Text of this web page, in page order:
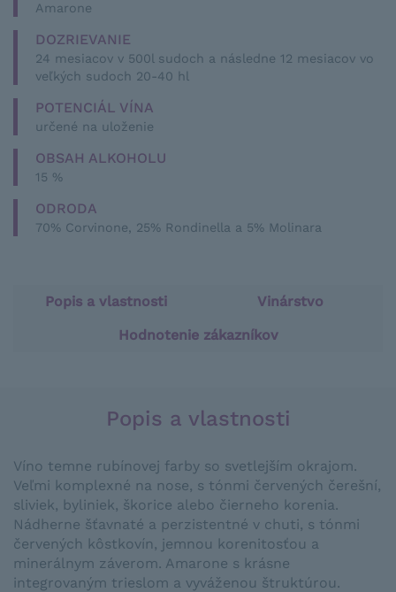
Amarone
DOZRIEVANIE
24 mesiacov v 500l sudoch a následne 12 mesiacov vo
veľkých sudoch 20-40 hl
POTENCIÁL VÍNA
určené na uloženie
OBSAH ALKOHOLU
15 %
ODRODA
70% Corvinone, 25% Rondinella a 5% Molinara
Popis a vlastnosti
Vinárstvo
Hodnotenie zákazníkov
Popis a vlastnosti
Víno temne rubínovej farby so svetlejším okrajom.
Veľmi komplexné na nose, s tónmi červených čerešní,
sliviek, byliniek, škorice alebo čierneho korenia.
Nádherne šťavnaté a perzistentné v chuti, s tónmi
červených kôstkovín, jemnou korenitosťou a
minerálnym záverom. Amarone s krásne
integrovaným trieslom a vyváženou štruktúrou.